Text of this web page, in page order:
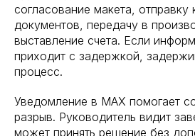
согласование макета, отправку
документов, передачу в
выставление счета. Если
приходит с задержкой,
процесс.
Уведомление в MAX помогает
разрыв. Руководитель видит
может принять решение без